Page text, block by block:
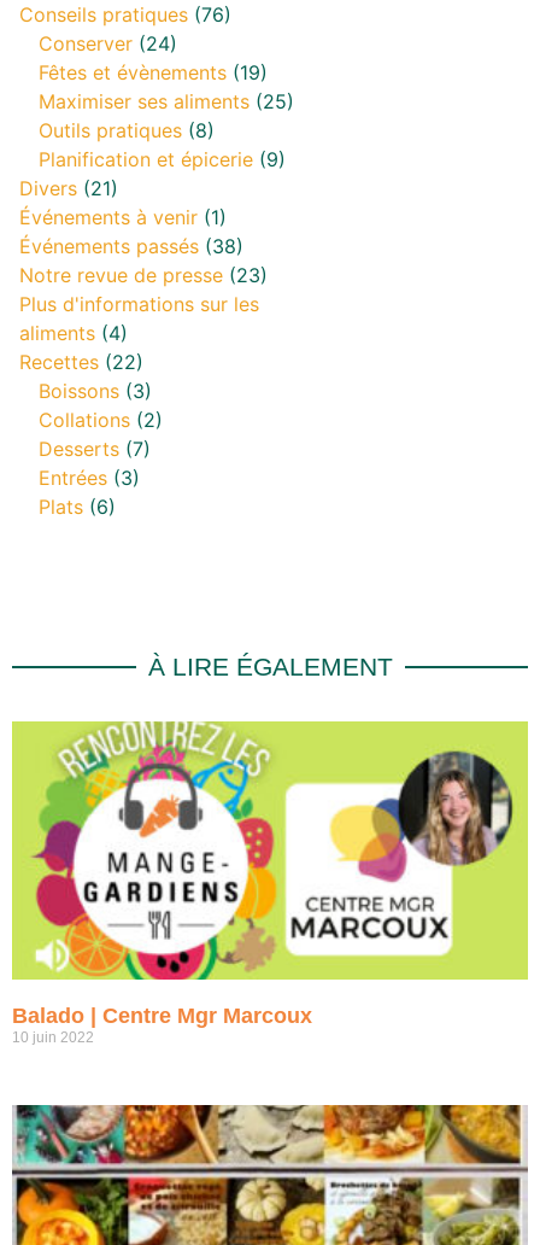
Conseils pratiques (76)
Conserver (24)
Fêtes et évènements (19)
Maximiser ses aliments (25)
Outils pratiques (8)
Planification et épicerie (9)
Divers (21)
Événements à venir (1)
Événements passés (38)
Notre revue de presse (23)
Plus d'informations sur les
aliments (4)
Recettes (22)
Boissons (3)
Collations (2)
Desserts (7)
Entrées (3)
Plats (6)
À LIRE ÉGALEMENT
Balado | Centre Mgr Marcoux
10 juin 2022